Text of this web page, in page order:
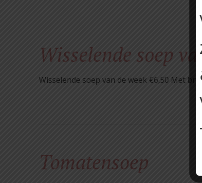
Wisselende soep
Wisselende soep van de week €6,50 Met
Tomatensoep